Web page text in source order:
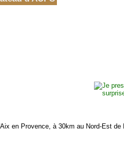
en Provence, à 30km au Nord-Est de